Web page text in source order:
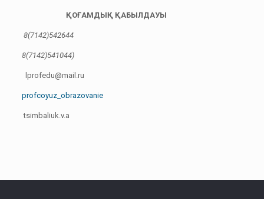
ҚОҒАМДЫҚ ҚАБЫЛДАУЫ
8(7142)542644
8(7142)541044)
lprofedu@mail.ru
profcoyuz_obrazovanie
tsimbaliuk.v.a